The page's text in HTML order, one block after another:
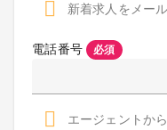
新着求人をメー
電話番号 必須
エージェントか